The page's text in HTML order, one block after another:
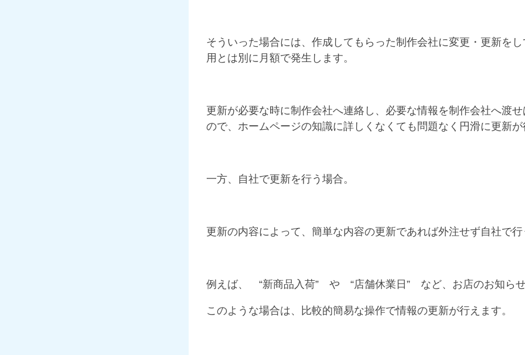
そういった場合には、作成してもらった制作会社に変更・更新を
用とは別に月額で発生します。
更新が必要な時に制作会社へ連絡し、必要な情報を制作会社へ渡
ので、ホームページの知識に詳しくなくても問題なく円滑に更新が
一方、自社で更新を行う場合。
更新の内容によって、簡単な内容の更新であれば外注せず自社で行
例えば、 “新商品入荷” や “店舗休業日” など、お店のお知らせ
このような場合は、比較的簡易な操作で情報の更新が行えます。